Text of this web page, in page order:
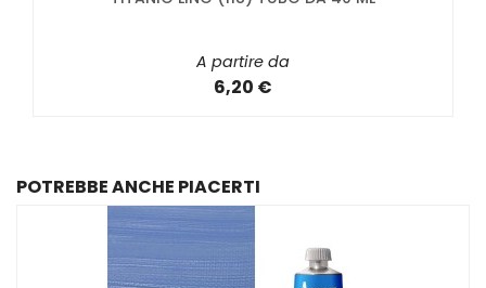
A partire da
6,20 €
POTREBBE ANCHE PIACERTI